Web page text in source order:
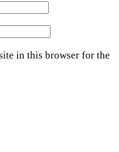
in this browser for the